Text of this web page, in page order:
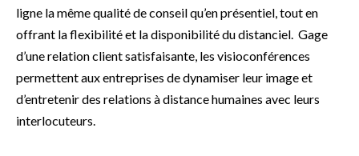
ligne la même qualité de conseil qu’en présentiel, tout en
offrant la flexibilité et la disponibilité du distanciel. Gage
d’une relation client satisfaisante, les visioconférences
permettent aux entreprises de dynamiser leur image et
d’entretenir des relations à distance humaines avec leurs
interlocuteurs.